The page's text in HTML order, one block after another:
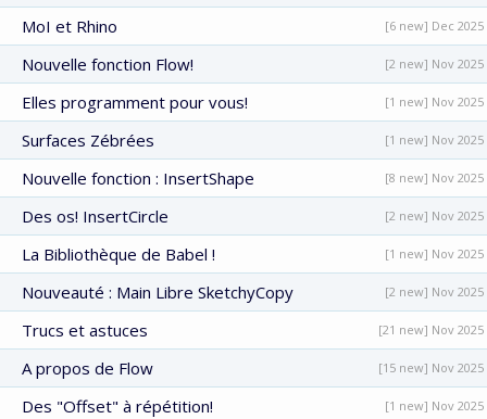
MoI et Rhino [6 new] Dec 2025
Nouvelle fonction Flow! [2 new] Nov 2025
Elles programment pour vous! [1 new] Nov 2025
Surfaces Zébrées [1 new] Nov 2025
Nouvelle fonction : InsertShape [8 new] Nov 2025
Des os! InsertCircle [2 new] Nov 2025
La Bibliothèque de Babel ! [1 new] Nov 2025
Nouveauté : Main Libre SketchyCopy [2 new] Nov 2025
Trucs et astuces [21 new] Nov 2025
A propos de Flow [15 new] Nov 2025
Des "Offset" à répétition! [1 new] Nov 2025